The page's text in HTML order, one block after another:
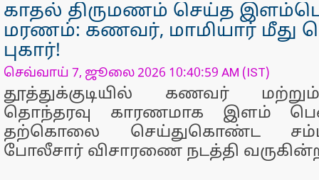
காதல் திருமணம் செய்த
மரணம்: கணவர், மாமியார் மீது
புகார்!
செவ்வாய் 7, ஜூலை 2026 10:40:59 AM (IST)
தூத்துக்குடியில் கணவர்
தொந்தரவு காரணமாக இளம்
தற்கொலை செய்துகொண்ட
போலீசார் விசாரணை நடத்தி